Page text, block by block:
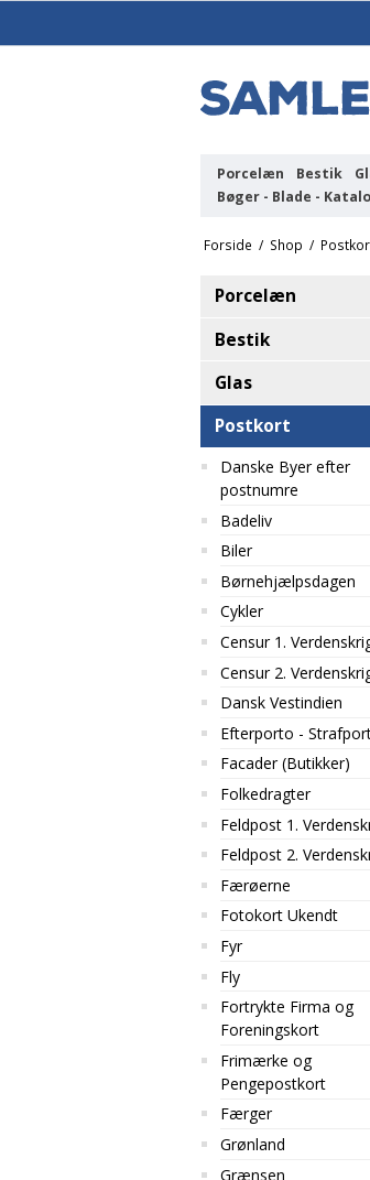
Porcelæn Bestik
Bøger - Blade -
Forside / Shop /
Porcelæn
Bestik
Glas
Postkort
Danske Byer efter
postnumre
Badeliv
Biler
Børnehjælpsdagen
Cykler
Censur 1.
Censur 2.
Dansk Vestindien
Efterporto -
Facader (Butikker)
Folkedragter
Feldpost 1.
Feldpost 2.
Færøerne
Fotokort Ukendt
Fyr
Fly
Fortrykte Firma og
Foreningskort
Frimærke og
Pengepostkort
Færger
Grønland
Grænsen